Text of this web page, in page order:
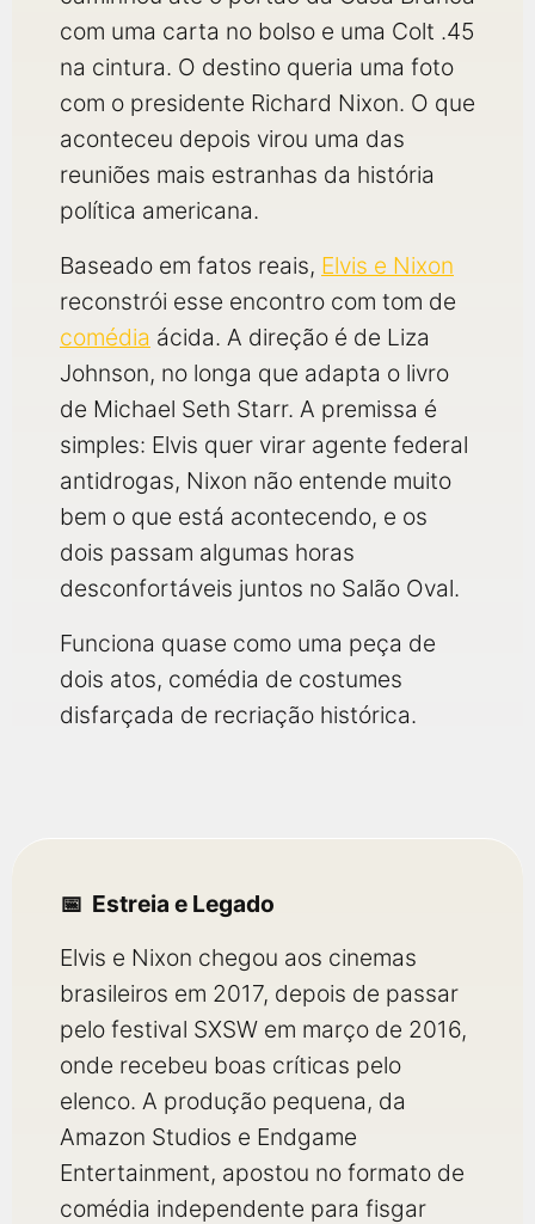
com uma carta no bolso e uma Colt .45
na cintura. O destino queria uma foto
com o presidente Richard Nixon. O que
aconteceu depois virou uma das
reuniões mais estranhas da história
política americana.
Baseado em fatos reais, Elvis e Nixon
reconstrói esse encontro com tom de
comédia ácida. A direção é de Liza
Johnson, no longa que adapta o livro
de Michael Seth Starr. A premissa é
simples: Elvis quer virar agente federal
antidrogas, Nixon não entende muito
bem o que está acontecendo, e os
dois passam algumas horas
desconfortáveis juntos no Salão Oval.
Funciona quase como uma peça de
dois atos, comédia de costumes
disfarçada de recriação histórica.
Estreia e Legado
Elvis e Nixon chegou aos cinemas
brasileiros em 2017, depois de passar
pelo festival SXSW em março de 2016,
onde recebeu boas críticas pelo
elenco. A produção pequena, da
Amazon Studios e Endgame
Entertainment, apostou no formato de
comédia independente para fisgar
acessar informações sobre cinemas, horários, assistir aos
trailers e muito mais.